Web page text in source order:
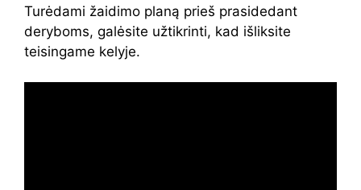
Turėdami žaidimo planą prieš prasidedant
deryboms, galėsite užtikrinti, kad išliksite
teisingame kelyje.